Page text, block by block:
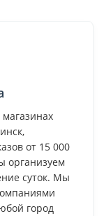
от 15 000
организуем
суток. Мы
город